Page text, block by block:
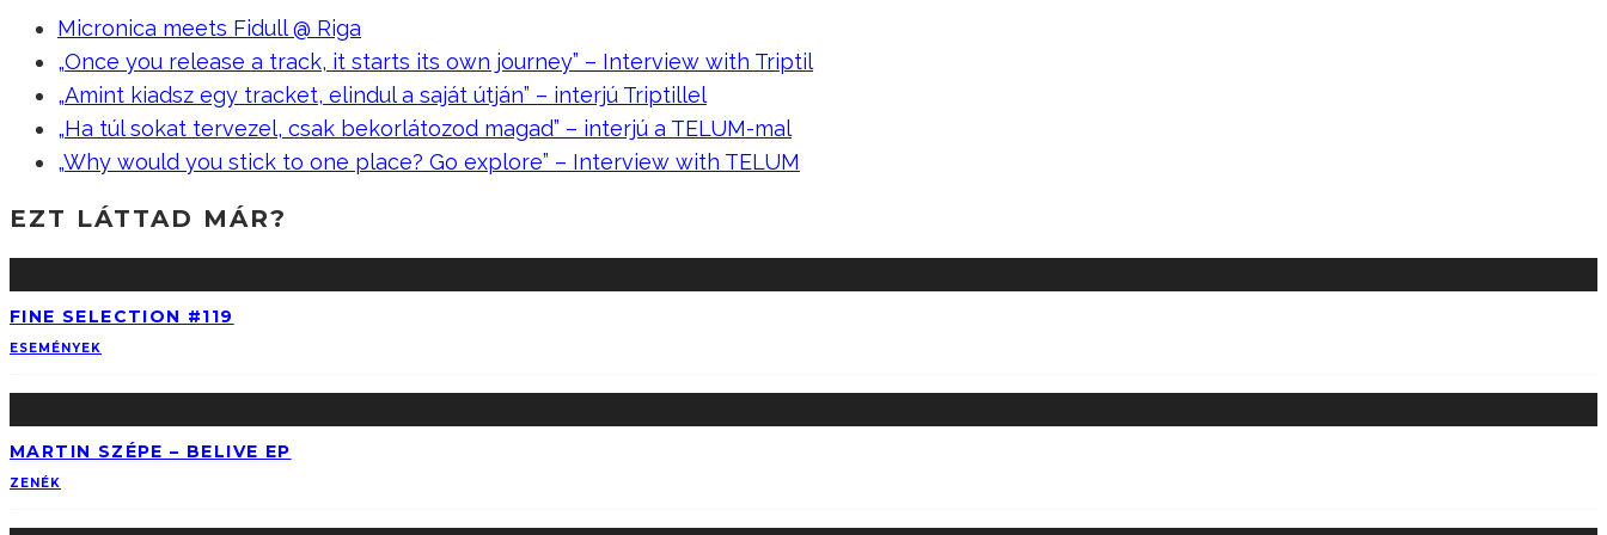
Micronica meets Fidull @ Riga
„Once you release a track, it starts its own journey” – Interview with Triptil
„Amint kiadsz egy tracket, elindul a saját útján” – interjú Triptillel
„Ha túl sokat tervezel, csak bekorlátozod magad” – interjú a TELUM-mal
„Why would you stick to one place? Go explore” – Interview with TELUM
EZT LÁTTAD MÁR?
FINE SELECTION #119
ESEMÉNYEK
MARTIN SZ​É​PE – BELIVE EP
ZENÉK